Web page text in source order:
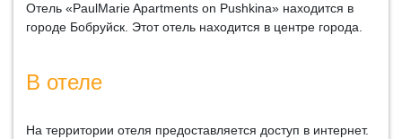
Отель «PaulMarie Apartments on Pushkina» находится в
городе Бобруйск. Этот отель находится в центре города.
В отеле
На территории отеля предоставляется доступ в интернет.